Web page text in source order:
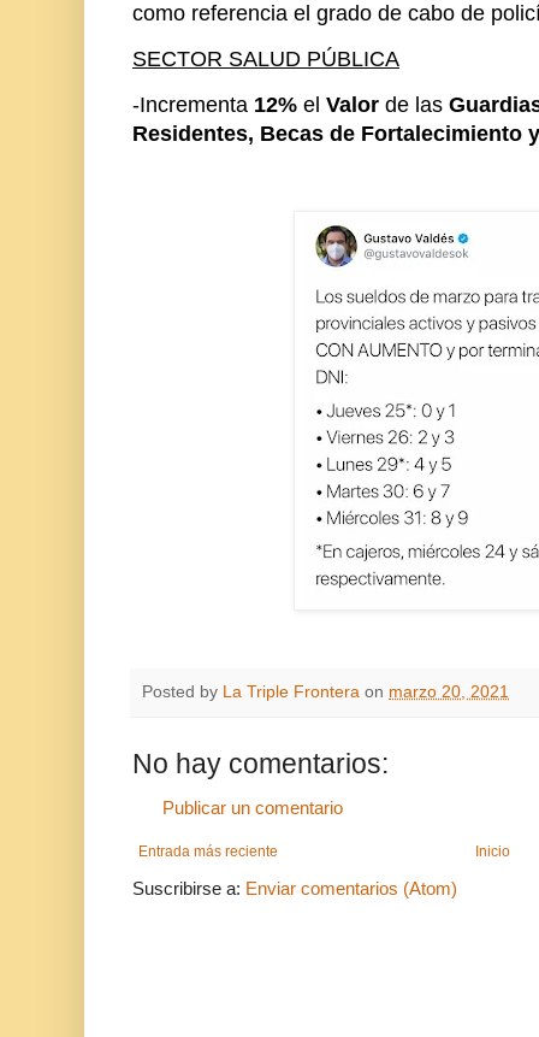
como referencia el grado de cabo de
SECTOR SALUD PÚBLICA
-Incrementa 12% el Valor de las
Residentes, Becas de Fortalecimiento
Posted by La Triple Frontera on marzo 20, 2021
No hay comentarios:
Publicar un comentario
Entrada más reciente Inicio
Suscribirse a: Enviar comentarios (Atom)